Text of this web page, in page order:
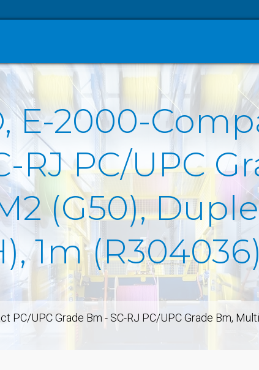
E-2000-
RJ PC/UPC
(G50),
1m
PC/UPC Grade Bm - SC-RJ PC/UPC Grade Bm,